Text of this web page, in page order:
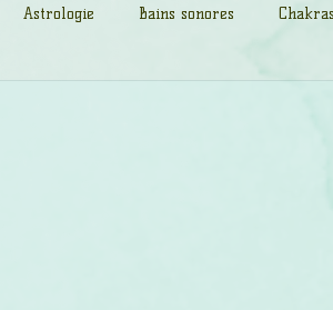
Astrologie Bains sonores Chakras